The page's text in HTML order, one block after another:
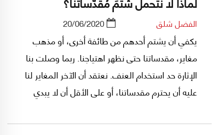
الفضل شلق 20/06/2020
يكفي أن يشتم أحدهم من طائفة أخرى، أو مذهب
مغاير، مقدساتنا حتى نظهر اهتياجنا. ربما وصلت بنا
الإثارة حد استخدام العنف. نعتقد أن الآخر المغاير لنا
عليه أن يحترم مقدساتنا، أو على الأقل أن لا يبدي
أخلاقي خاطئ. لو كان الآخر يحترم مقدساتنا احتراماً